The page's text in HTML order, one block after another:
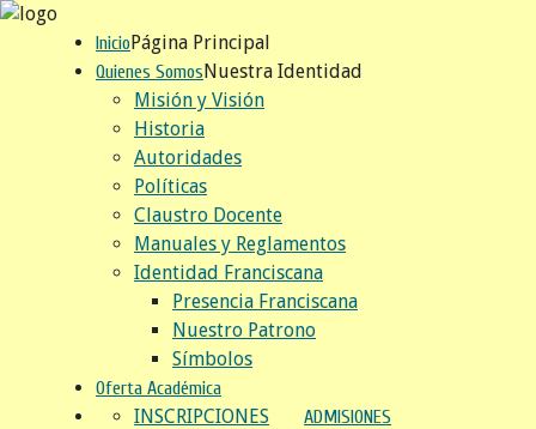
InicioPágina Principal
Quienes SomosNuestra Identidad
Misión y Visión
Historia
Autoridades
Políticas
Claustro Docente
Manuales y Reglamentos
Identidad Franciscana
Presencia Franciscana
Nuestro Patrono
Símbolos
Oferta Académica
ADMISIONES
INSCRIPCIONES